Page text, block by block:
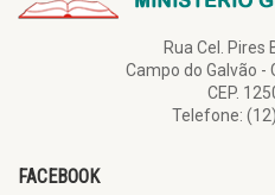
Rua Cel. Pires
Campo do Galvão -
CEP.
Telefone:
FACEBOOK